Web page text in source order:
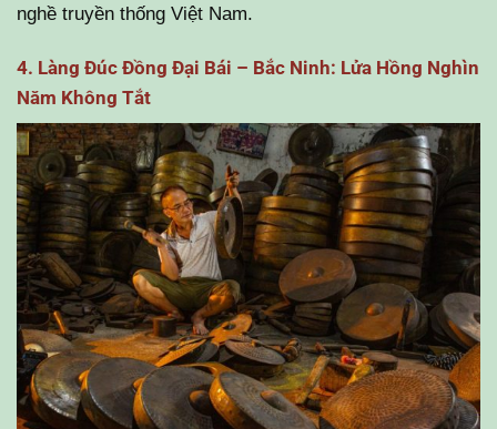
nghề truyền thống Việt Nam.
4. Làng Đúc Đồng Đại Bái – Bắc Ninh: Lửa Hồng Nghìn
Năm Không Tắt